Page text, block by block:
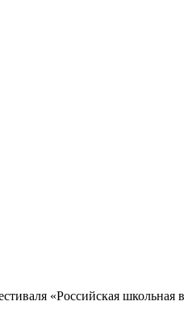
«Российская